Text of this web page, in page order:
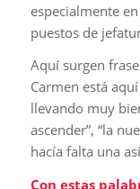
especialmente
puestos de
Aquí surgen
Carmen está
llevando muy
ascender”, “la
hacía falta una
Con estas